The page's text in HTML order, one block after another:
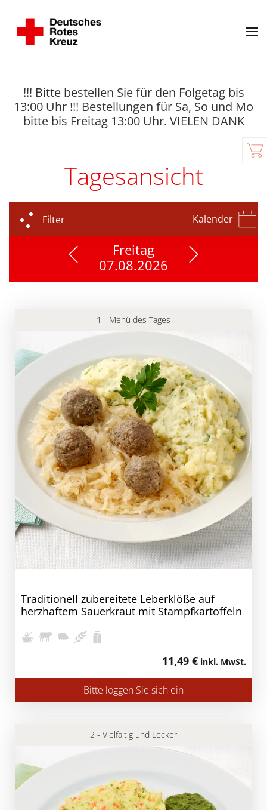
!!! Bitte bestellen Sie für den Folgetag bis
13:00 Uhr !!! Bestellungen für Sa, So und Mo
bitte bis Freitag 13:00 Uhr. VIELEN DANK
Tagesansicht
Filter Kalender
Freitag
07.08.2026
1 - Menü des Tages
Traditionell zubereitete Leberklöße auf
herzhaftem Sauerkraut mit Stampfkartoffeln
11,49 € inkl. MwSt.
Bitte loggen Sie sich ein
2 - Vielfältig und Lecker